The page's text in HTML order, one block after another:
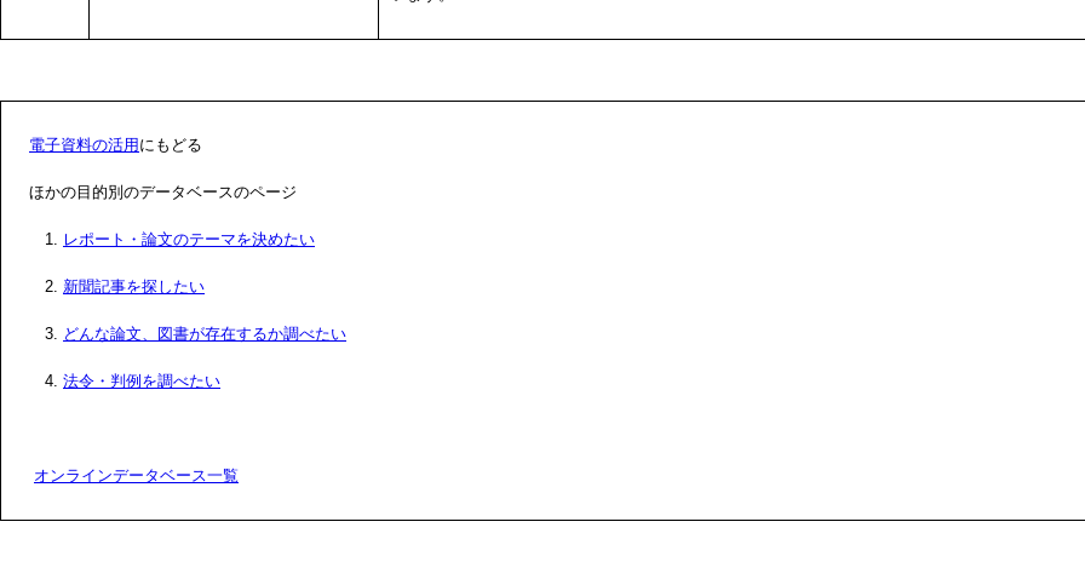
電子資料の活用 にもどる
ほかの目的別のデータベースのページ
1. レポート・論文のテーマを決めたい
2. 新聞記事を探したい
3. どんな論文、図書が存在するか調べたい
4. 法令・判例を調べたい
オンラインデータベース一覧